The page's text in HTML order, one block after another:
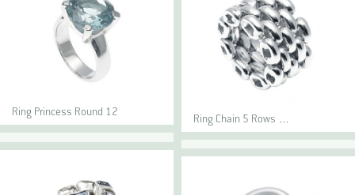
Ring Princess Round 12
Ring Chain 5 Rows …